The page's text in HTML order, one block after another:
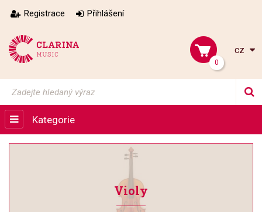
Registrace Přihlášení
0
cz
Kategorie
Violy